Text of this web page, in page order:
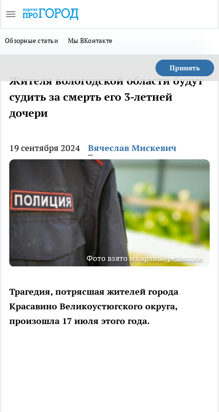
Обзорные статьи Мы ВКонтакте
Принять
Жителя вологодской области будут
судить за смерть его 3-летней
дочери
19 сентября 2024 Вячеслав Мискевич
Фото взято из архива редакции
Трагедия, потрясшая жителей города
Красавино Великоустюгского округа,
произошла 17 июля этого года.